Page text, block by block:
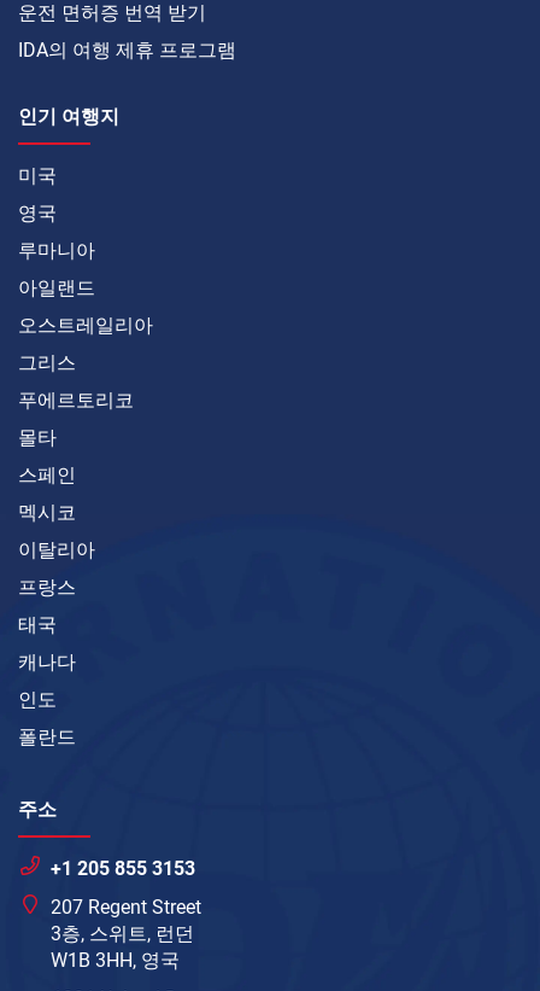
운전 면허증 번역 받기
IDA의 여행 제휴 프로그램
인기 여행지
미국
영국
루마니아
아일랜드
오스트레일리아
그리스
푸에르토리코
몰타
스페인
멕시코
이탈리아
프랑스
태국
캐나다
인도
폴란드
주소
+1 205 855 3153
207 Regent Street
3층, 스위트, 런던
W1B 3HH, 영국